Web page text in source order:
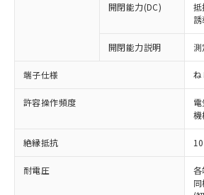
開閉能力(DC)
開閉能力説明
端子仕様
許容操作頻度
絶縁抵抗
耐電圧
本サービスは、当社制御
商品の当社在庫状況およ
(税抜)を提供させていた
当社制御機器事業取扱商
ことをご了承ください。
在庫状況および標準価格
記載している更新日時点
タに基づき作成されるも
覧された時点での実際の
準価格とは異なる場合が
調査・確認中：EU RoHS指令
非含有の対応状況を調査中ま
非該当品：ライセンス料など
害物質有無と関係のない商品で
仕入先様の事情により、非含
いたものが、含有品と判明し
むを得ず変更することがありま
*EU RoHS指令（10物質）：
鉛(Pb) 1000ppm以下、 水銀(Hg)
六価クロム(Cr(Ⅵ)) 1000ppm以下、ポ
類(PBB) 1000ppm以下、ポリ臭化ジフ
「○」：最大均質材料含有率
基準値以下であることを示しま
「×」：最大均質材料含有率
基準値を超えていることを示し
「－」：未確認です。当社販
*中国RoHS10物質の基準値 (GB/
Pb(鉛) :1000ppm、 Hg(水銀) :
Cr(Ⅵ)(六価クロム) : 1000ppm、 PBBs(
当社は、これら貴社製品
為替および外国貿易法に
または国外への提供する
国政府の輸出許可(または
可)を取得するなどの必